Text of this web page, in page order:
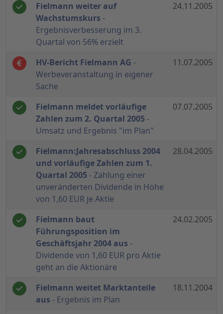
Fielmann weiter auf
Wachstumskurs -
Ergebnisverbesserung im 3.
Quartal von 56% erzielt
24.11.2005
HV-Bericht Fielmann AG -
Werbeveranstaltung in eigener
Sache
11.07.2005
Fielmann meldet vorläufige
Zahlen zum 2. Quartal 2005-
Umsatz und Ergebnis "im Plan"
07.07.2005
Fielmann:Jahresabschluss 2004
und vorläufige Zahlen zum 1.
Quartal 2005 - Zahlung einer
unveränderten Dividende in Höhe
von 1,60 EUR je Aktie
28.04.2005
Fielmann baut
Führungsposition im
Geschäftsjahr 2004 aus -
Dividende von 1,60 EUR pro Aktie
geht an die Aktionäre
24.02.2005
Fielmann weitet Marktanteile
aus - Ergebnis im Plan
18.11.2004